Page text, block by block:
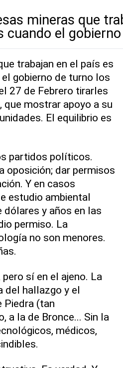
mineras que
cuando el
trabajan en el país es
gobierno de turno los
27 de Febrero tirarles
que mostrar apoyo a su
El equilibrio es
partidos políticos.
oposición; dar permisos
Y en casos
estudio ambiental
dólares y años en las
permiso. La
no son menores.
sí en el ajeno. La
del hallazgo y el
Piedra (tan
a la de Bronce... Sin la
médicos,